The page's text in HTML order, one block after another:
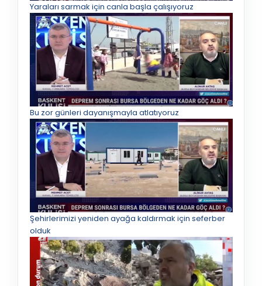
Yaraları sarmak için canla başla çalışıyoruz
Bu zor günleri dayanışmayla atlatıyoruz
Şehirlerimizi yeniden ayağa kaldırmak için seferber
olduk